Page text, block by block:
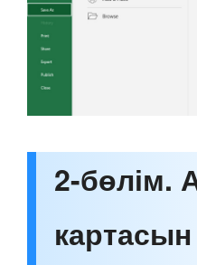
2-бөлім.